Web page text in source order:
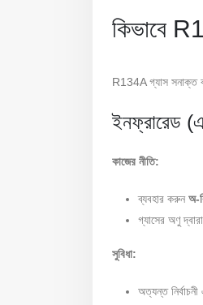
কিভাবে
R134A গ্যাস সনাক্ত
ইনফ্রারেড
কাজের নীতি:
ব্যবহার করুন অ-
গ্যাসের অণু
সুবিধা:
অত্যন্ত